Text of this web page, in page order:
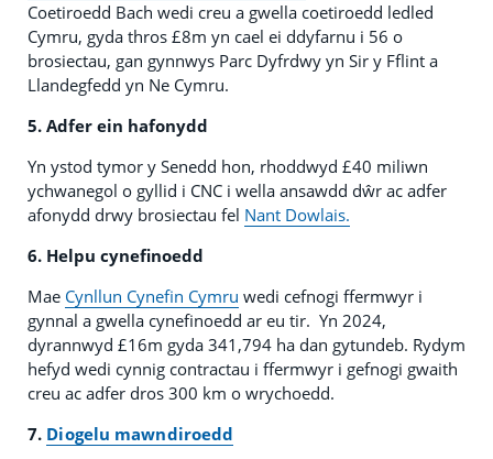
Coetiroedd Bach wedi creu a gwella coetiroedd ledled
Cymru, gyda thros £8m yn cael ei ddyfarnu i 56 o
brosiectau, gan gynnwys Parc Dyfrdwy yn Sir y Fflint a
Llandegfedd yn Ne Cymru.
5. Adfer ein hafonydd
Yn ystod tymor y Senedd hon, rhoddwyd £40 miliwn
ychwanegol o gyllid i CNC i wella ansawdd dŵr ac adfer
afonydd drwy brosiectau fel Nant Dowlais.
6. Helpu cynefinoedd
Mae Cynllun Cynefin Cymru wedi cefnogi ffermwyr i
gynnal a gwella cynefinoedd ar eu tir. Yn 2024,
dyrannwyd £16m gyda 341,794 ha dan gytundeb. Rydym
hefyd wedi cynnig contractau i ffermwyr i gefnogi gwaith
creu ac adfer dros 300 km o wrychoedd.
7. Diogelu mawndiroedd